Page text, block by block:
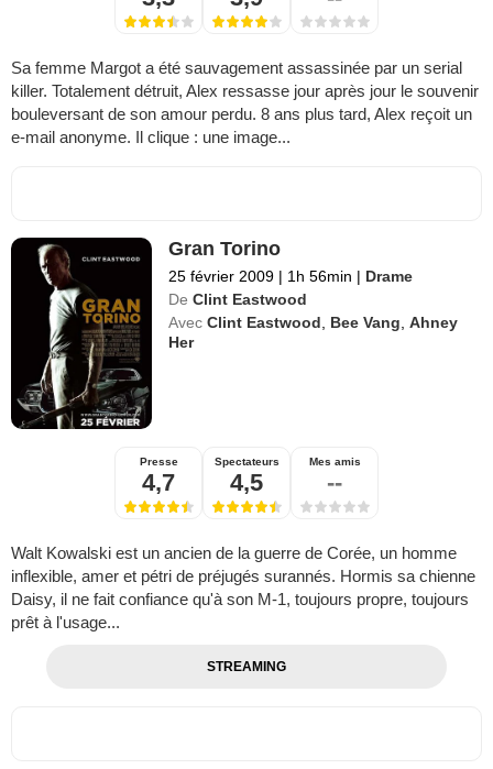
Sa femme Margot a été sauvagement assassinée par un serial
killer. Totalement détruit, Alex ressasse jour après jour le souvenir
bouleversant de son amour perdu. 8 ans plus tard, Alex reçoit un
e-mail anonyme. Il clique : une image...
Gran Torino
25 février 2009 | 1h 56min | Drame
De Clint Eastwood
Avec Clint Eastwood Bee Vang ,Ahney
Her
Presse
4,7
Spectateurs
4,5
Mes amis
--
Walt Kowalski est un ancien de la guerre de Corée, un homme
inflexible, amer et pétri de préjugés surannés. Hormis sa chienne
Daisy, il ne fait confiance qu'à son M-1, toujours propre, toujours
prêt à l'usage...
STREAMING